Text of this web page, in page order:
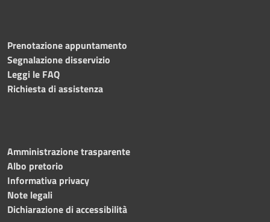
Prenotazione appuntamento
Segnalazione disservizio
Leggi le FAQ
Richiesta di assistenza
Amministrazione trasparente
Albo pretorio
Informativa privacy
Note legali
Dichiarazione di accessibilità